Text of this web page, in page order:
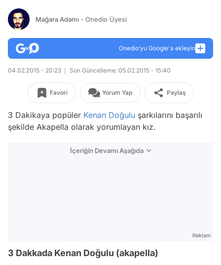
Mağara Adamı - Onedio Üyesi
Onedio’yu Google'a ekleyin
04.02.2015 - 20:23 Son Güncelleme: 05.02.2015 - 15:40
Favori Yorum Yap Paylaş
3 Dakikaya popüler Kenan Doğulu şarkılarını başarılı
şekilde Akapella olarak yorumlayan kız.
İçeriğin Devamı Aşağıda
Reklam
3 Dakkada Kenan Doğulu (akapella)